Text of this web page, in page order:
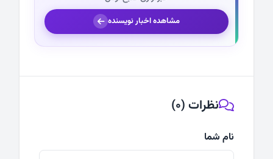
مشاهده اخبار نویسنده
نظرات (0)
نام شما